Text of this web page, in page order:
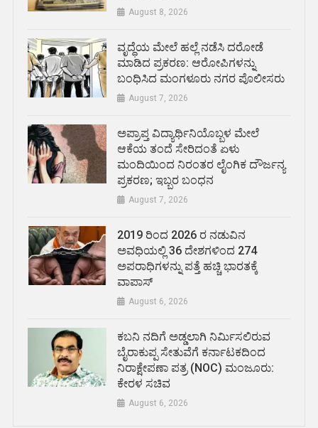
August 8, 2026
ವೃದ್ಧೆಯ ಮೇಲೆ ಹಲ್ಲೆ ನಡೆಸಿ ದರೋಡೆ
ಮಾಡಿದ ಪ್ರಕರಣ: ಆರೋಪಿಗಳನ್ನು
ಬಂಧಿಸಿದ ಮಂಗಳೂರು ನಗರ ಪೊಲೀಸರು
August 7, 2026
ಅಪ್ರಾಪ್ತ ವಿದ್ಯಾರ್ಥಿನಿಯೊಬ್ಬಳ ಮೇಲೆ
ಆಕೆಯ ತಂದೆ ಸೇರಿದಂತೆ ಏಳು
ಮಂದಿಯಿಂದ ನಿರಂತರ ಲೈಂಗಿಕ ದೌರ್ಜನ್ಯ
ಪ್ರಕರಣ; ಇಬ್ಬರ ಬಂಧನ
August 7, 2026
2019 ರಿಂದ 2026 ರ ನಡುವಿನ
ಅವಧಿಯಲ್ಲಿ 36 ದೇಶಗಳಿಂದ 274
ಅಪರಾಧಿಗಳನ್ನು ಪತ್ತೆ ಹಚ್ಚಿ ಭಾರತಕ್ಕೆ
ವಾಪಾಸ್
August 6, 2026
ಕಬನಿ ನದಿಗೆ ಅಡ್ಡಲಾಗಿ ನಿರ್ಮಿಸಲಿರುವ
ಬೈರಾಕುಪ್ಪ ಸೇತುವೆಗೆ ಕರ್ನಾಟಕದಿಂದ
ನಿರಾಕ್ಷೇಪಣಾ ಪತ್ರ (NOC) ಮಂಜೂರು:
ಕೇರಳ ಸಚಿವ
August 6, 2026